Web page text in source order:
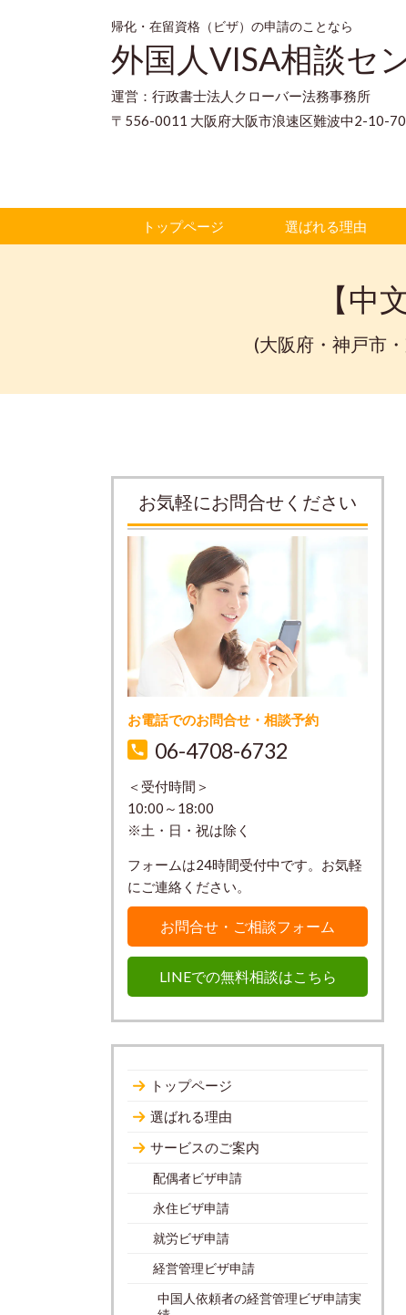
帰化・在留資格（ビザ）の申請のことなら
外国人VISA相談セ
運営：行政書士法人クローバー法務事務所
〒556-0011 大阪府大阪市浪速区難波中2-10-
トップページ 選ばれる理由
【中
(大阪府・神戸市
お気軽にお問合せください
お電話でのお問合せ・相談予約
06-4708-6732
＜受付時間＞
10:00～18:00
※土・日・祝は除く
フォームは24時間受付中です。お気軽
にご連絡ください。
お問合せ・ご相談フォーム
LINEでの無料相談はこちら
トップページ
選ばれる理由
サービスのご案内
配偶者ビザ申請
永住ビザ申請
就労ビザ申請
経営管理ビザ申請
中国人依頼者の経営管理ビザ申請実